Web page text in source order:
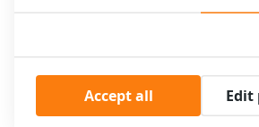
מותר לך לצרוך משקאות אלכוהוליים
No cash
ושלנו, איננו מקבלים תשלומים במזומן.
בלי חיות מחמד
Edit
Accept all